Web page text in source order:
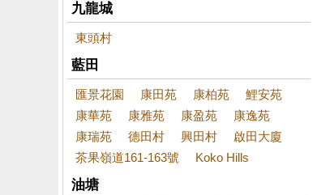
九龍城
東頭村
藍田
匯景花園 康田苑 康柏苑
鯉安苑
康華苑
康雅苑 康盈苑
康逸苑
康瑞苑
德田村 興田村
啟田大廈
茶果嶺道161-163號
Koko Hills
油塘